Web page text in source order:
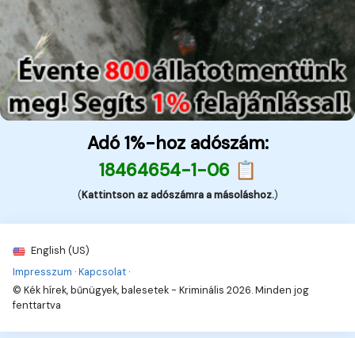
Adó 1%-hoz adószám:
18464654-1-06 📋
(Kattintson az adószámra a másoláshoz.)
English (US)
Impresszum ·Kapcsolat ·
© Kék hírek, bűnügyek, balesetek - Kriminális 2026. Minden jog
fenttartva